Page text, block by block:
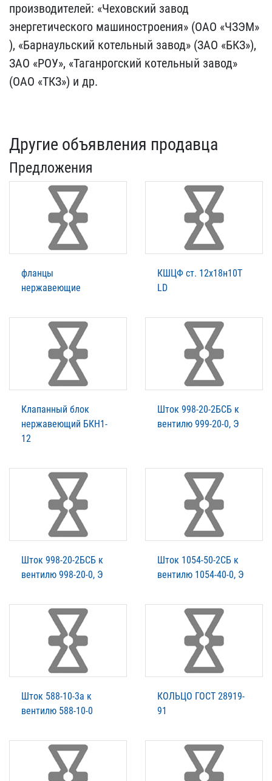
прои​зводителей: «Чеховский з​авод
энергетического маш​иностроения» (ОАО «ЧЗЭМ»​
), «Барнаульский котельн​ый завод» (ЗАО «БКЗ»),
З​АО «РОУ», «Таганрогский ​котельный завод»
(ОАО «Т​КЗ») и др.
Другие объявления продавца
Предложения
фланцы
нержавеющие
КШЦФ ст. 12х18н10Т
LD
Клапанный блок
нержавеющий БКН1-
12
Шток 998-20-2БСБ к
вентилю 999-20-0, Э
Шток 998-20-2БСБ к
вентилю 998-20-0, Э
Шток 1054-50-2СБ к
вентилю 1054-40-0, Э
Шток 588-10-3а к
вентилю 588-10-0
КОЛЬЦО ГОСТ 28919-
91